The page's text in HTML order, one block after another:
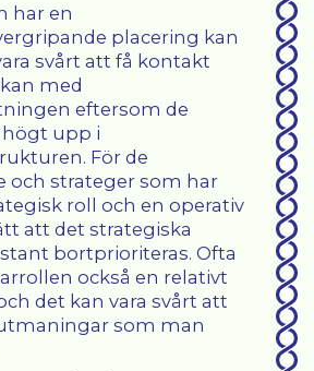
har en
placering kan
svårt att få kontakt
med
eftersom de
upp i
För de
och strateger som har
roll och en operativ
att det strategiska
bortprioriteras. Ofta
också en relativt
det kan vara svårt att
som man